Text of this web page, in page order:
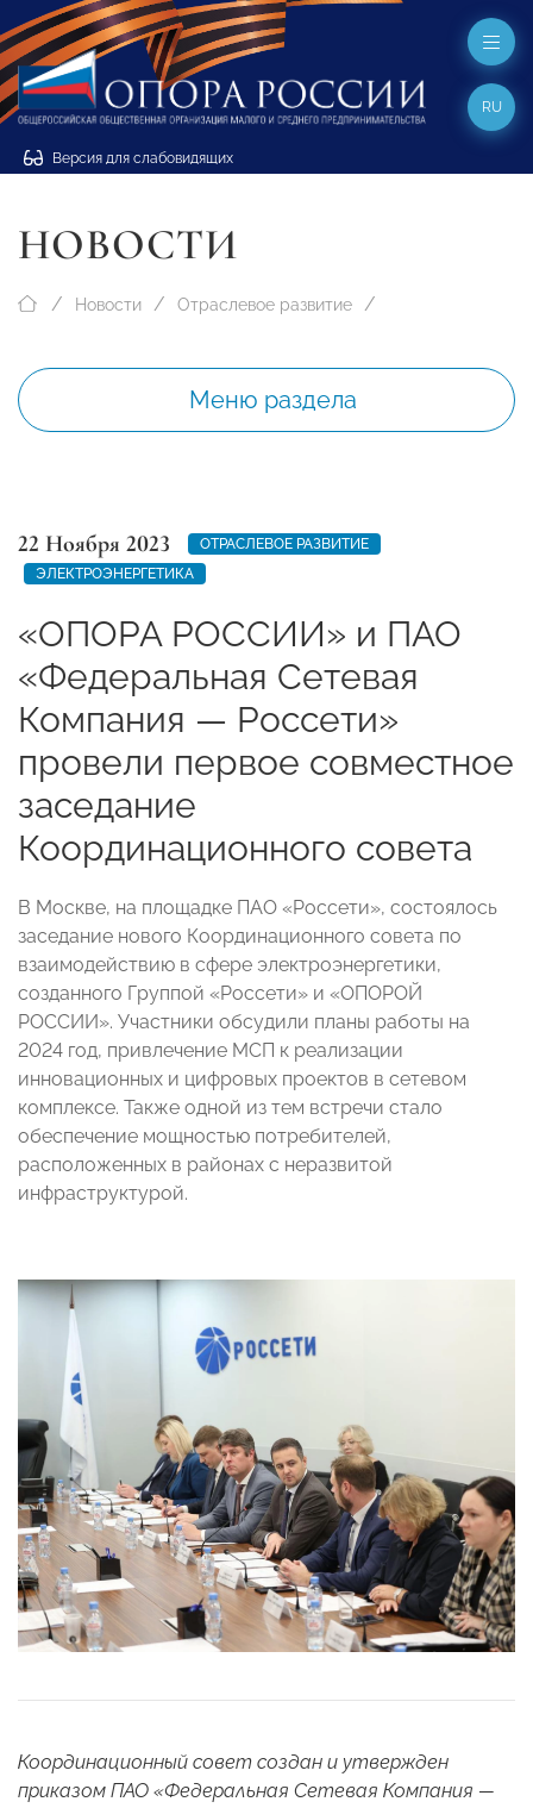
Версия для слабовидящих
RU
НОВОСТИ
Новости Отраслевое развитие
Меню раздела
22 Ноября 2023
ОТРАСЛЕВОЕ РАЗВИТИЕ
ЭЛЕКТРОЭНЕРГЕТИКА
«ОПОРА РОССИИ» и ПАО
«Федеральная Сетевая
Компания — Россети»
провели первое совместное
заседание
Координационного совета
В Москве, на площадке ПАО «Россети», состоялось
заседание нового Координационного совета по
взаимодействию в сфере электроэнергетики,
созданного Группой «Россети» и «ОПОРОЙ
РОССИИ». Участники обсудили планы работы на
2024 год, привлечение МСП к реализации
инновационных и цифровых проектов в сетевом
комплексе. Также одной из тем встречи стало
обеспечение мощностью потребителей,
расположенных в районах с неразвитой
инфраструктурой.
Координационный совет создан и утвержден
приказом ПАО «Федеральная Сетевая Компания —